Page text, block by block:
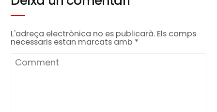
L'adreça electrònica no es publicarà. Els camps
necessaris estan marcats amb *